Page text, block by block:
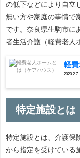
の低下などにより自立
無い方や家庭の事情で
です。奈良県生駒市
者生活介護（軽費老人
軽費
2020.2.7
特定施設とは
特定施設とは、介護保
から指定を受けている